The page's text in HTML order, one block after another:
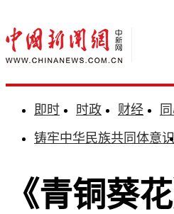
即时 时政 财经
铸牢中华民族共同体意识
《青铜葵